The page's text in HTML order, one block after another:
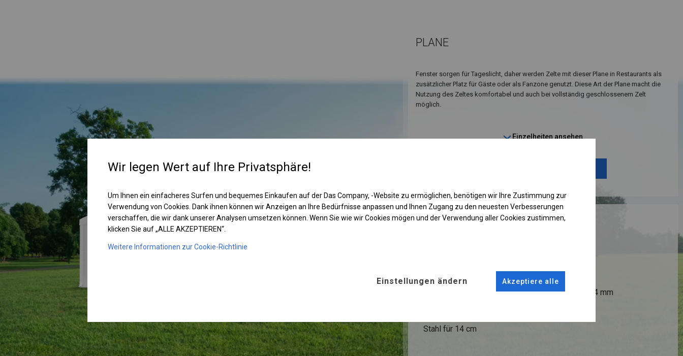
PLANE
Fenster sorgen für Tageslicht, daher werden Zelte mit dieser Plane in Restaurants als
zusätzlicher Platz für Gäste oder als Fanzone genutzt. Diese Art der Plane macht die
Nutzung des Zeltes komfortabel und auch bei vollständig geschlossenem Zelt
möglich.
Einzelheiten ansehen
KONSTRUKTION
ROHRE
Stahl ca. fi 54 mm
Stahl für 14 cm
Wir legen Wert auf Ihre Privatsphäre!
Um Ihnen ein einfacheres Surfen und bequemes Einkaufen auf der Das Company, -Website zu ermöglichen, benötigen wir Ihre Zustimmung zur
Verwendung von Cookies. Dank ihnen können wir Anzeigen an Ihre Bedürfnisse anpassen und Ihnen Zugang zu den neuesten Verbesserungen
verschaffen, die wir dank unserer Analysen umsetzen können. Wenn Sie wie wir Cookies mögen und der Verwendung aller Cookies zustimmen,
klicken Sie auf „ALLE AKZEPTIEREN“.
Weitere Informationen zur Cookie-Richtlinie
Einstellungen ändern Akzeptiere alle